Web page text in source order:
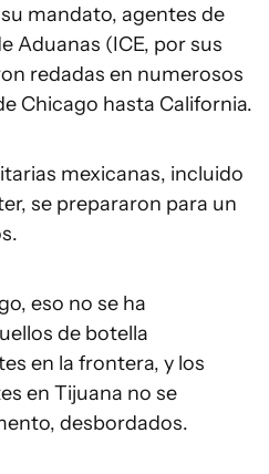
mandato, agentes de
Aduanas (ICE, por sus
redadas en numerosos
Chicago hasta California.
mexicanas, incluido
se prepararon para un
eso no se ha
de botella
en la frontera, y los
en Tijuana no se
desbordados.